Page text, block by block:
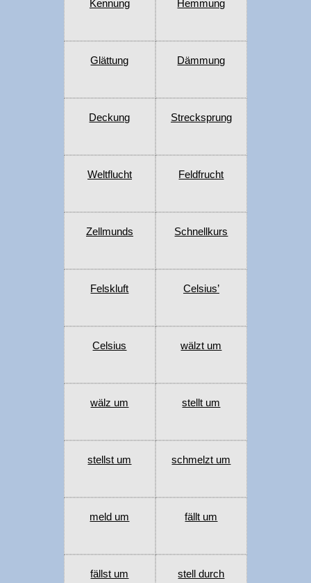
Kennung Hemmung
Glättung Dämmung
Deckung Strecksprung
Weltflucht Feldfrucht
Zellmunds Schnellkurs
Felskluft Celsius’
Celsius wälzt um
wälz um stellt um
stellst um schmelzt um
meld um fällt um
fällst um stell durch